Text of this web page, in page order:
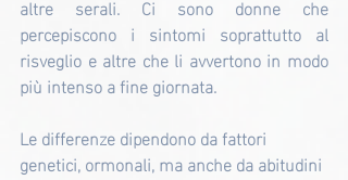
altre serali. Ci sono donne che
percepiscono i sintomi soprattutto al
risveglio e altre che li avvertono in modo
più intenso a fine giornata.
Le differenze dipendono da fattori
genetici, ormonali, ma anche da abitudini